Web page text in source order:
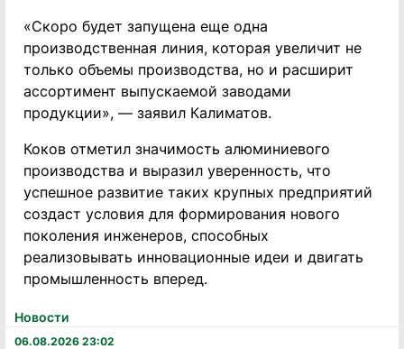
Новости
06.08.2026 23:02
«Скоро будет запущена еще одна
производственная линия, которая увеличит не
только объемы производства, но и расширит
ассортимент выпускаемой заводами
продукции», — заявил Калиматов.
Коков отметил значимость алюминиевого
производства и выразил уверенность, что
успешное развитие таких крупных предприятий
создаст условия для формирования нового
поколения инженеров, способных
реализовывать инновационные идеи и двигать
промышленность вперед.